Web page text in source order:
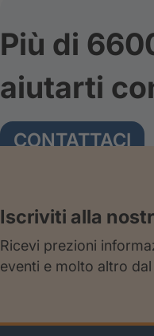
Più di
aiutarti
CONTATTACI
Iscriviti alla
Ricevi prezioni
eventi e molto altro